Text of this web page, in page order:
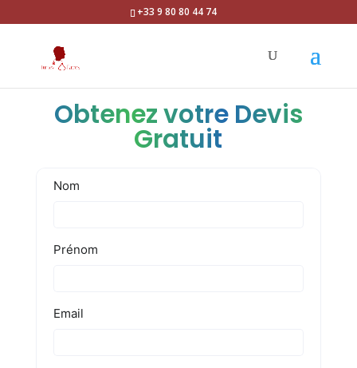
+33 9 80 80 44 74
Obtenez votre Devis
Gratuit